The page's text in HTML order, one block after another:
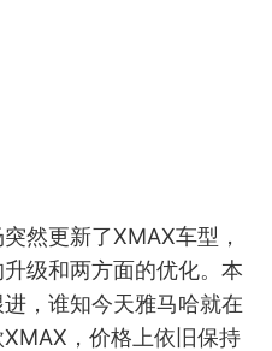
然更新了XMAX车型，
级和两方面的优化。本
，谁知今天雅马哈就在
，价格上依旧保持